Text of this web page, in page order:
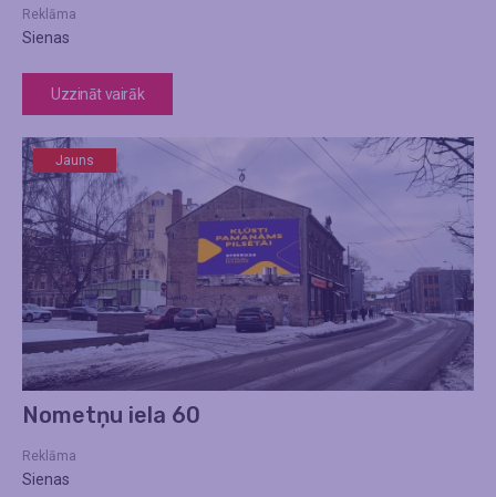
Reklāma
Sienas
Uzzināt vairāk
Jauns
Nometņu iela 60
Reklāma
Sienas